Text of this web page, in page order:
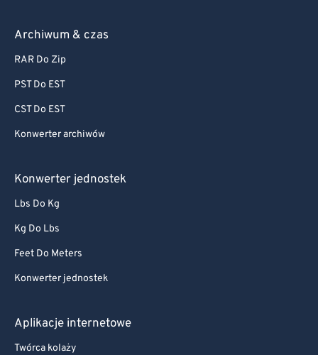
Archiwum & czas
RAR Do Zip
PST Do EST
CST Do EST
Konwerter archiwów
Konwerter jednostek
Lbs Do Kg
Kg Do Lbs
Feet Do Meters
Konwerter jednostek
Aplikacje internetowe
Twórca kolaży